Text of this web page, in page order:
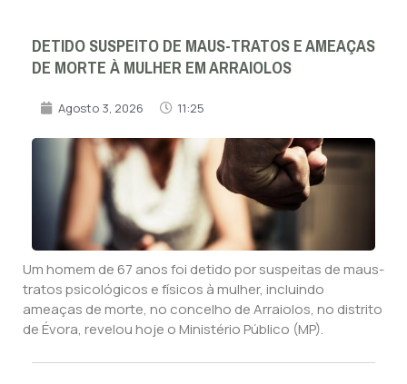
DETIDO SUSPEITO DE MAUS-TRATOS E AMEAÇAS
DE MORTE À MULHER EM ARRAIOLOS
Agosto 3, 2026 11:25
Um homem de 67 anos foi detido por suspeitas de maus-
tratos psicológicos e físicos à mulher, incluindo
ameaças de morte, no concelho de Arraiolos, no distrito
de Évora, revelou hoje o Ministério Público (MP).